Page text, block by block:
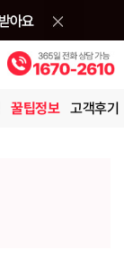
꿀팁정보 고객후기